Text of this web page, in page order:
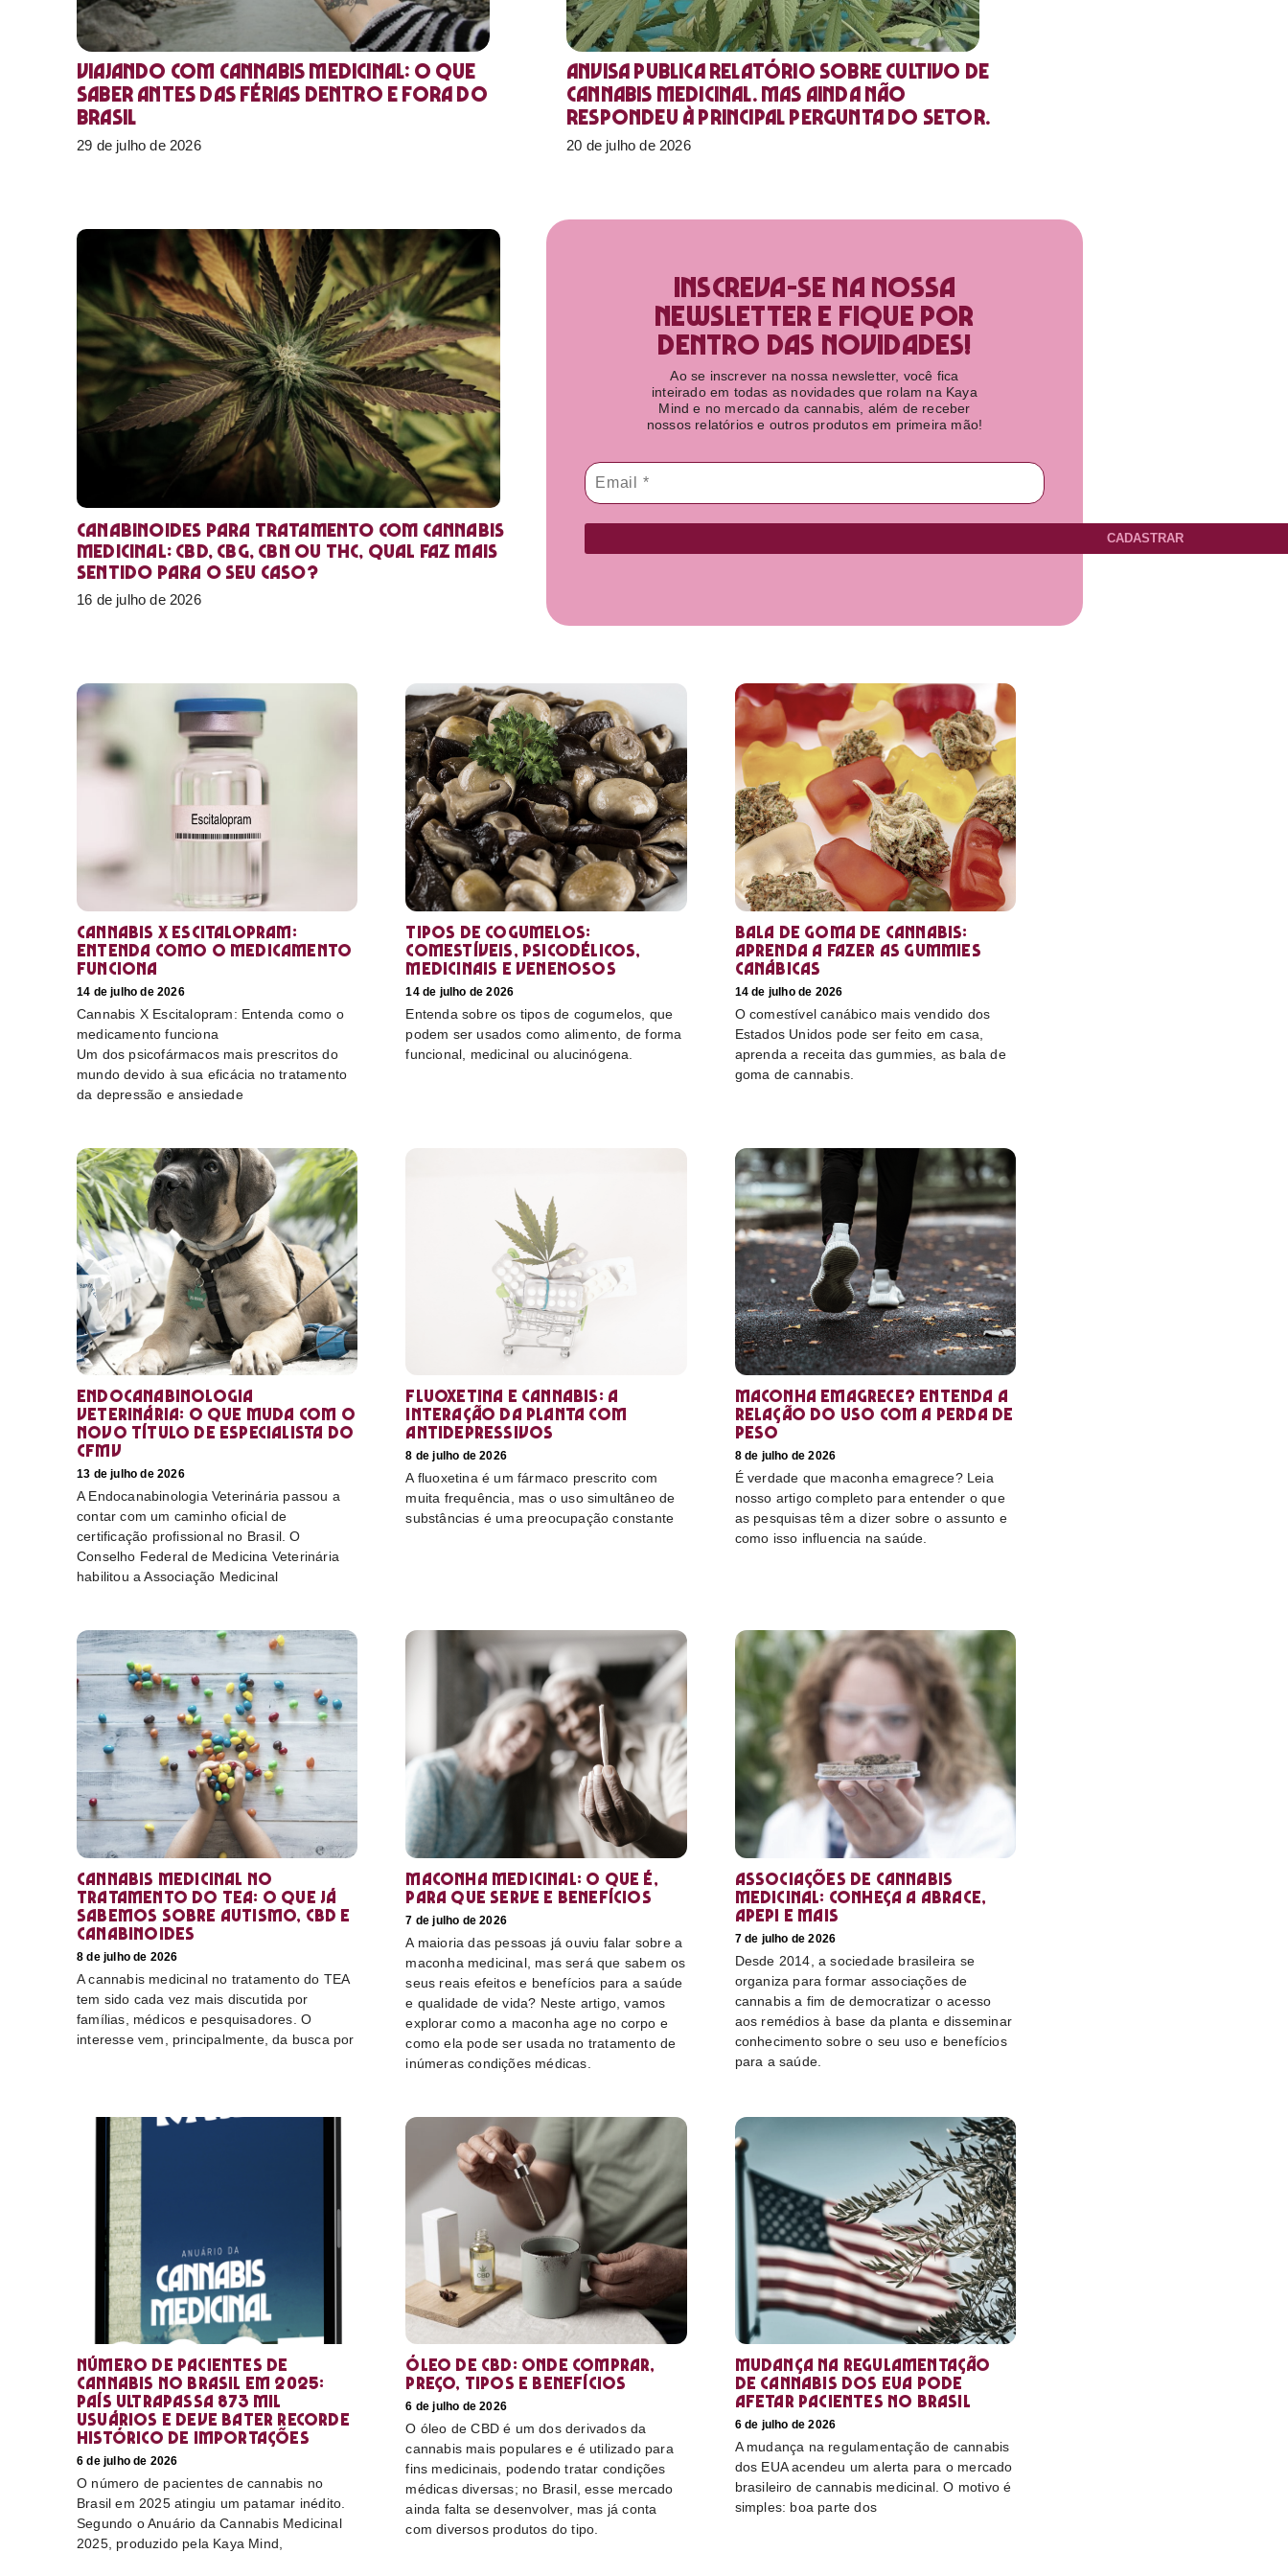
Viajando com cannabis medicinal: o que
saber antes das férias dentro e fora do
Brasil
29 de julho de 2026
Anvisa publica relatório sobre cultivo de
Cannabis medicinal. Mas ainda não
respondeu à principal pergunta do setor.
20 de julho de 2026
Canabinoides para tratamento com cannabis
medicinal: CBD, CBG, CBN ou THC, qual faz mais
sentido para o seu caso?
16 de julho de 2026
Inscreva-se na nossa
newsletter e fique por
dentro das novidades!​
Ao se inscrever na nossa newsletter, você fica
inteirado em todas as novidades que rolam na Kaya
Mind e no mercado da cannabis, além de receber
nossos relatórios e outros produtos em primeira mão!
CADASTRAR
Cannabis X Escitalopram:
Entenda como o medicamento
funciona
14 de julho de 2026
Cannabis X Escitalopram: Entenda como o
medicamento funciona
Um dos psicofármacos mais prescritos do
mundo devido à sua eficácia no tratamento
da depressão e ansiedade
Tipos de cogumelos:
comestíveis, psicodélicos,
medicinais e venenosos
14 de julho de 2026
Entenda sobre os tipos de cogumelos, que
podem ser usados como alimento, de forma
funcional, medicinal ou alucinógena.
Bala de goma de cannabis:
aprenda a fazer as gummies
canábicas
14 de julho de 2026
O comestível canábico mais vendido dos
Estados Unidos pode ser feito em casa,
aprenda a receita das gummies, as bala de
goma de cannabis.
Endocanabinologia
Veterinária: o que muda com o
novo título de especialista do
CFMV
13 de julho de 2026
A Endocanabinologia Veterinária passou a
contar com um caminho oficial de
certificação profissional no Brasil. O
Conselho Federal de Medicina Veterinária
habilitou a Associação Medicinal
Fluoxetina e Cannabis: a
interação da planta com
antidepressivos
8 de julho de 2026
A fluoxetina é um fármaco prescrito com
muita frequência, mas o uso simultâneo de
substâncias é uma preocupação constante
Maconha emagrece? Entenda a
relação do uso com a perda de
peso
8 de julho de 2026
É verdade que maconha emagrece? Leia
nosso artigo completo para entender o que
as pesquisas têm a dizer sobre o assunto e
como isso influencia na saúde.
Cannabis medicinal no
tratamento do TEA: o que já
sabemos sobre autismo, CBD e
canabinoides
8 de julho de 2026
A cannabis medicinal no tratamento do TEA
tem sido cada vez mais discutida por
famílias, médicos e pesquisadores. O
interesse vem, principalmente, da busca por
Maconha medicinal: O que é,
para que serve e benefícios
7 de julho de 2026
A maioria das pessoas já ouviu falar sobre a
maconha medicinal, mas será que sabem os
seus reais efeitos e benefícios para a saúde
e qualidade de vida? Neste artigo, vamos
explorar como a maconha age no corpo e
como ela pode ser usada no tratamento de
inúmeras condições médicas.
Associações de cannabis
medicinal: conheça a Abrace,
Apepi e mais
7 de julho de 2026
Desde 2014, a sociedade brasileira se
organiza para formar associações de
cannabis a fim de democratizar o acesso
aos remédios à base da planta e disseminar
conhecimento sobre o seu uso e benefícios
para a saúde.
Número de pacientes de
cannabis no Brasil em 2025:
país ultrapassa 873 mil
usuários e deve bater recorde
histórico de importações
6 de julho de 2026
O número de pacientes de cannabis no
Brasil em 2025 atingiu um patamar inédito.
Segundo o Anuário da Cannabis Medicinal
2025, produzido pela Kaya Mind,
Óleo de CBD: Onde comprar,
preço, tipos e benefícios
6 de julho de 2026
O óleo de CBD é um dos derivados da
cannabis mais populares e é utilizado para
fins medicinais, podendo tratar condições
médicas diversas; no Brasil, esse mercado
ainda falta se desenvolver, mas já conta
com diversos produtos do tipo.
Mudança na regulamentação
de cannabis dos EUA pode
afetar pacientes no Brasil
6 de julho de 2026
A mudança na regulamentação de cannabis
dos EUA acendeu um alerta para o mercado
brasileiro de cannabis medicinal. O motivo é
simples: boa parte dos